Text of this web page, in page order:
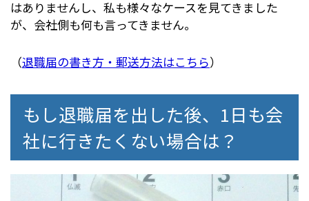
はありませんし、私も様々なケースを見てきました
が、会社側も何も言ってきません。
（退職届の書き方・郵送方法はこちら）
もし退職届を出した後、1日も会
社に行きたくない場合は？